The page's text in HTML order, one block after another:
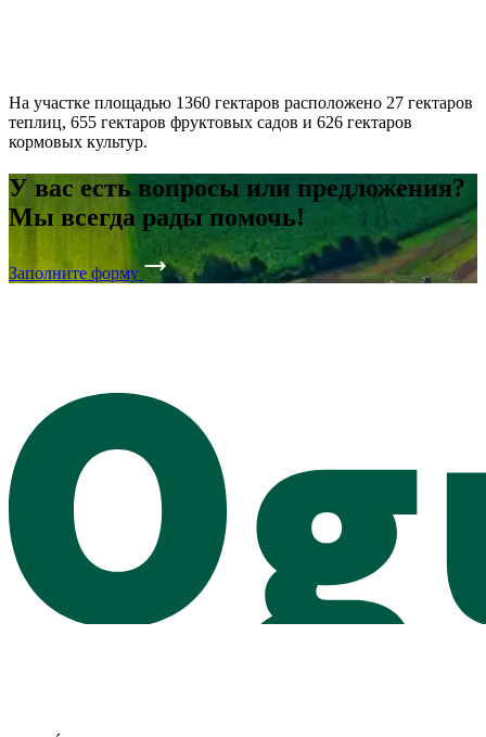
На участке площадью 1360 гектаров расположено 27 гектаров
теплиц, 655 гектаров фруктовых садов и 626 гектаров
кормовых культур.
У вас есть вопросы или предложения?
Мы всегда рады помочь!
Заполните форму